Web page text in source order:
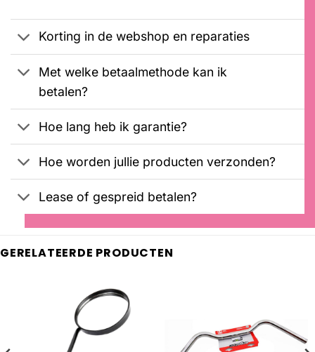
Korting in de webshop en reparaties
Met welke betaalmethode kan ik
betalen?
Hoe lang heb ik garantie?
Hoe worden jullie producten verzonden?
Lease of gespreid betalen?
GERELATEERDE PRODUCTEN